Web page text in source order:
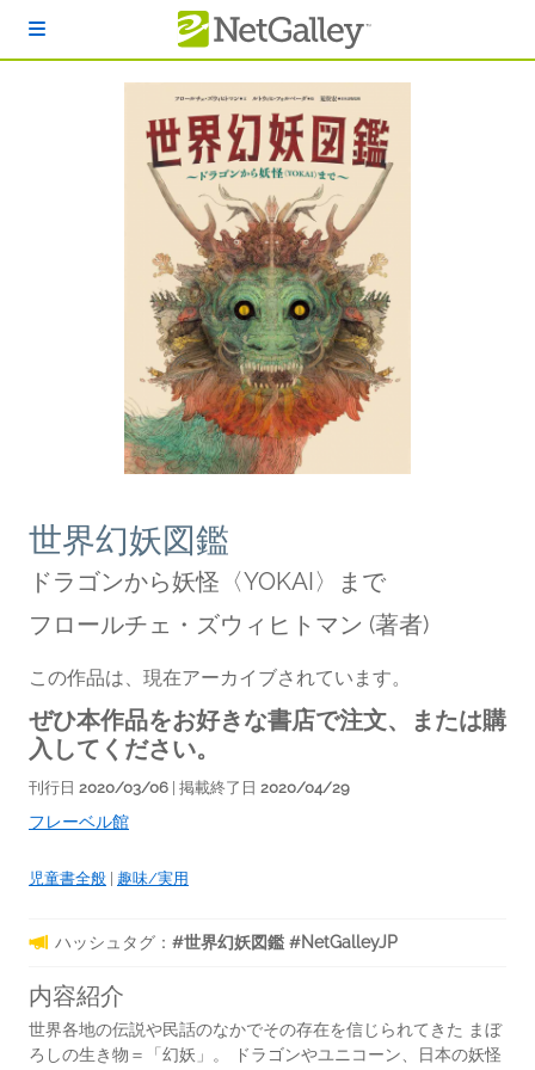
世界幻妖図鑑
ドラゴンから妖怪〈YOKAI〉まで
フロールチェ・ズウィヒトマン (著者)
この作品は、現在アーカイブされています。
ぜひ本作品をお好きな書店で注文、または購
入してください。
刊行日 2020/03/06 | 掲載終了日 2020/04/29
フレーベル館
児童書全般 | 趣味/実用
ハッシュタグ： #世界幻妖図鑑 #NetGalleyJP
内容紹介
世界各地の伝説や民話のなかでその存在を信じられてきた まぼ
ろしの生き物＝「幻妖」。 ドラゴンやユニコーン、日本の妖怪